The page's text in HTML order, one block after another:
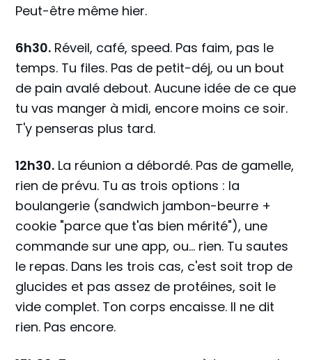
Peut-être même hier.
6h30. Réveil, café, speed. Pas faim, pas le
temps. Tu files. Pas de petit-déj, ou un bout
de pain avalé debout. Aucune idée de ce que
tu vas manger à midi, encore moins ce soir.
T'y penseras plus tard.
12h30. La réunion a débordé. Pas de gamelle,
rien de prévu. Tu as trois options : la
boulangerie (sandwich jambon-beurre +
cookie "parce que t'as bien mérité"), une
commande sur une app, ou… rien. Tu sautes
le repas. Dans les trois cas, c'est soit trop de
glucides et pas assez de protéines, soit le
vide complet. Ton corps encaisse. Il ne dit
rien. Pas encore.